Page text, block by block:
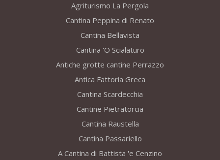
Agriturismo La Pergola
Cantina Peppina di Renato
Cantina Bellavista
Cantina 'O Scialaturo
Antiche grotte cantine Perrazzo
Antica Fattoria Greca
Cantina Scardecchia
Cantine Pietratorcia
Cantina Raustella
Cantina Passariello
A Cantina di Battista 'e Cenzino